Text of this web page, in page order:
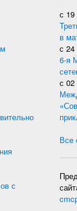
с
с 19
в
с 24
6-я
с 02
Все